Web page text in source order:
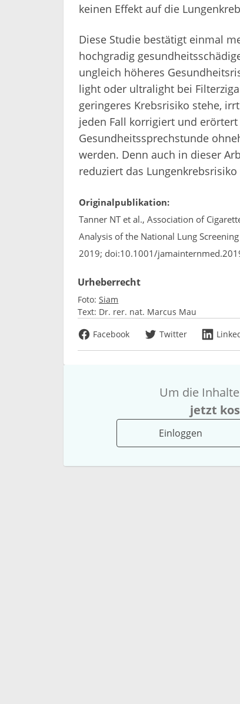
keinen Effekt auf die
Diese Studie bestätigt einmal
hochgradig
ungleich höheres
light oder ultralight bei
geringeres Krebsrisiko stehe,
jeden Fall korrigiert und
Gesundheitssprechstunde
werden. Denn auch in dieser
reduziert das
Originalpublikation:
Tanner NT et al., Association of
Analysis of the National Lung
2019; doi:10.1001/
Urheberrecht
Foto: Siam
Text: Dr. rer. nat. Marcus Mau
Facebook
Twitter
Um die
jetzt
Einloggen